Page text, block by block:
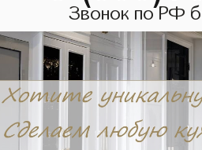
Звонок по РФ